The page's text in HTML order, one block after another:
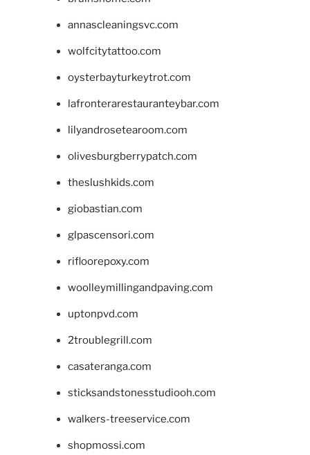
annascleaningsvc.com
wolfcitytattoo.com
oysterbayturkeytrot.com
lafronterarestauranteybar.com
lilyandrosetearoom.com
olivesburgberrypatch.com
theslushkids.com
giobastian.com
glpascensori.com
rifloorepoxy.com
woolleymillingandpaving.com
uptonpvd.com
2troublegrill.com
casateranga.com
sticksandstonesstudiooh.com
walkers-treeservice.com
shopmossi.com